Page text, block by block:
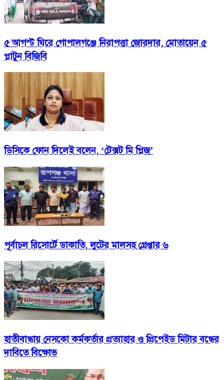
৫ আগস্ট ঘিরে গোপালগঞ্জে নিরাপত্তা জোরদার, মোতায়েন ৫
প্লাটুন বিজিবি
ডিসিকে ফোন দিলেই বলেন, ‘টেক্সট মি প্লিজ‎’
পূর্বাচল রিসোর্টে ডাকাতি, লুটের মালসহ গ্রেপ্তার ৬
হাতীবান্ধায় নেসকো কর্মকর্তার প্রত্যাহার ও প্রিপেইড মিটার বন্ধের
দাবিতে বিক্ষোভ